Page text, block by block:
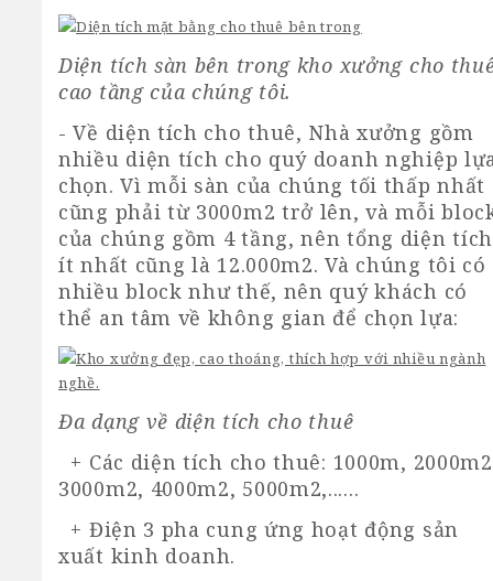
Diện tích sàn bên trong kho xưởng cho
cao tầng của chúng tôi.
- Về diện tích cho thuê, Nhà xưởng gồm
nhiều diện tích cho quý doanh nghiệp
chọn. Vì mỗi sàn của chúng tối thấp nhất
cũng phải từ 3000m2 trở lên, và mỗi
của chúng gồm 4 tầng, nên tổng diện tích
ít nhất cũng là 12.000m2. Và chúng tôi có
nhiều block như thế, nên quý khách có
thể an tâm về không gian để chọn lựa:
Đa dạng về diện tích cho thuê
+ Các diện tích cho thuê: 1000m,
3000m2, 4000m2, 5000m2,......
+ Điện 3 pha cung ứng hoạt động sản
xuất kinh doanh.